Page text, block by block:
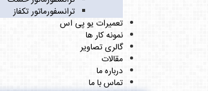
ترانسفورماتور تکفاز
تعمیرات یو پی اس
نمونه کار ها
گالری تصاویر
مقالات
درباره ما
تماس با ما